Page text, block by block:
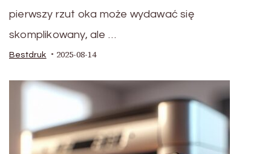
pierwszy rzut oka może wydawać się
skomplikowany, ale …
Bestdruk 2025-08-14